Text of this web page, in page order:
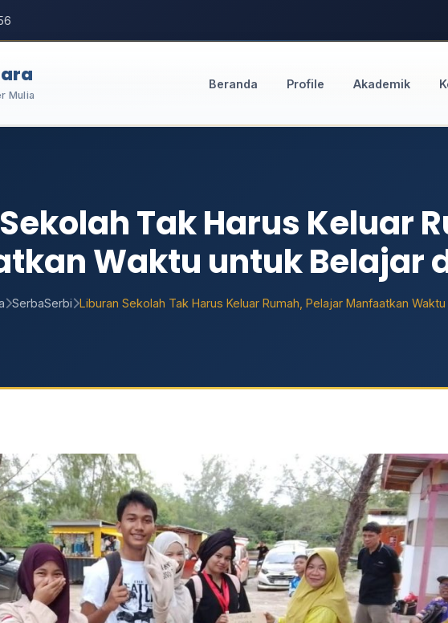
Mulia
Beranda Profile Akademik
Tak Harus Keluar
Waktu untuk Belajar
SerbaSerbi Liburan Sekolah Tak Harus Keluar Rumah, Pelajar Manfaatkan